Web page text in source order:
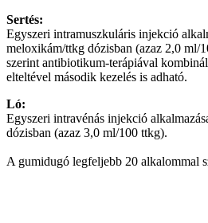
Sertés:
Egyszeri intramuszkuláris injekció
meloxikám/ttkg dózisban (azaz 2,0 ml/
szerint antibiotikum-terápiával
elteltével második kezelés is adható.
Ló:
Egyszeri intravénás injekció
dózisban (azaz 3,0 ml/100 ttkg).
A gumidugó legfeljebb 20 alkalommal